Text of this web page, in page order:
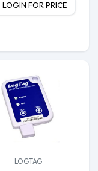
LOGIN FOR PRICE
LOGTAG